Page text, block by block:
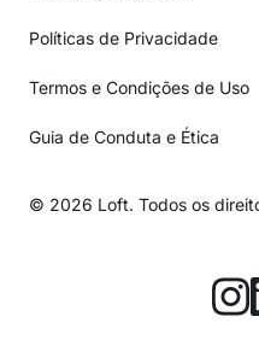
Políticas de Privacidade
Termos e Condições de Uso
Guia de Conduta e Ética
© 2026 Loft. Todos os